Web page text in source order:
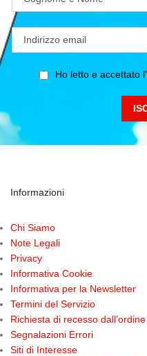
Ho letto e accettato l'
Informazioni
Chi Siamo
Note Legali
Privacy
Informativa Cookie
Informativa per la Newsletter
Termini del Servizio
Richiesta di recesso dall’ordine
Segnalazioni Errori
Siti di Interesse